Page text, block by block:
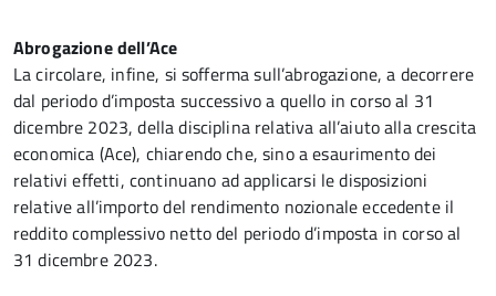
Abrogazione dell’Ace
La circolare, infine, si sofferma sull’abrogazione, a decorrere
dal periodo d’imposta successivo a quello in corso al 31
dicembre 2023, della disciplina relativa all’aiuto alla crescita
economica (Ace), chiarendo che, sino a esaurimento dei
relativi effetti, continuano ad applicarsi le disposizioni
relative all’importo del rendimento nozionale eccedente il
reddito complessivo netto del periodo d’imposta in corso al
31 dicembre 2023.